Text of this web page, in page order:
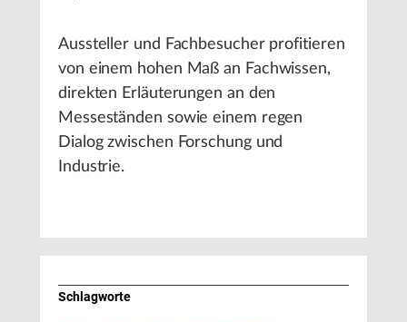
Aussteller und Fachbesucher profitieren
von einem hohen Maß an Fachwissen,
direkten Erläuterungen an den
Messeständen sowie einem regen
Dialog zwischen Forschung und
Industrie.
Schlagworte